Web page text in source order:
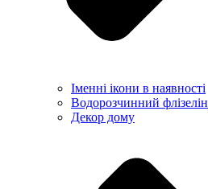
Іменні ікони в наявності
Водорозчинний флізелін
Декор дому